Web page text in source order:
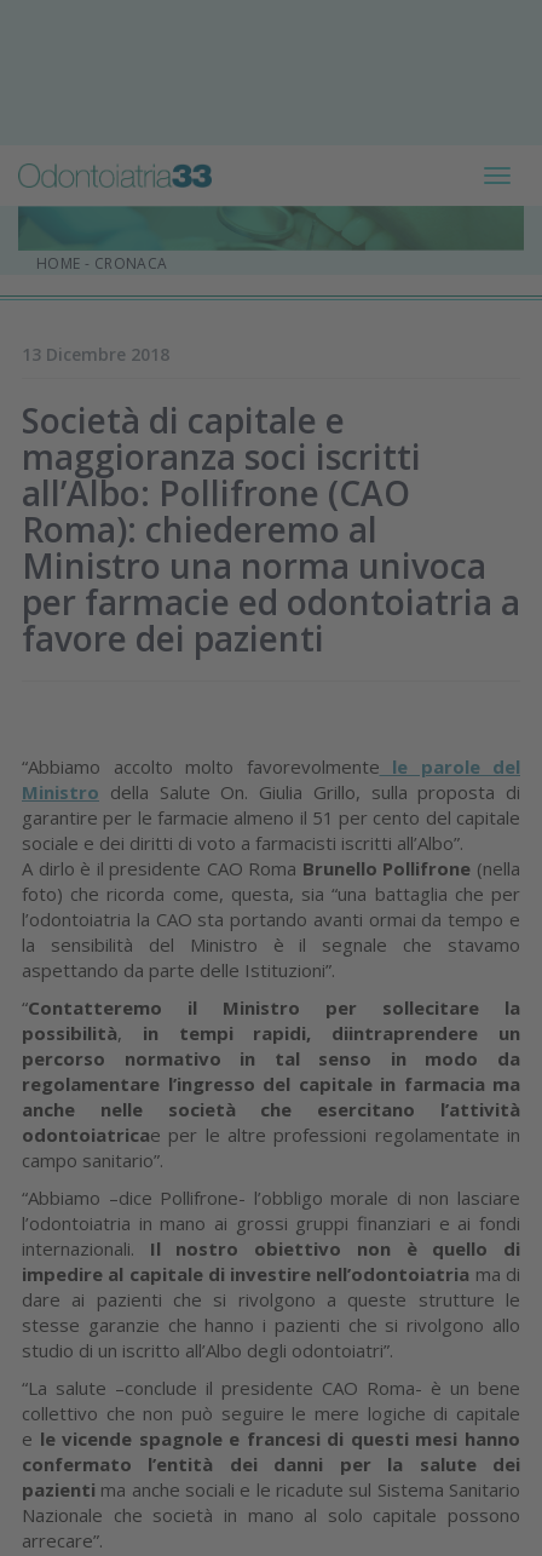
HOME - CRONACA
13 Dicembre 2018
Società di capitale e
maggioranza soci iscritti
all’Albo: Pollifrone (CAO
Roma): chiederemo al
Ministro una norma univoca
per farmacie ed odontoiatria a
favore dei pazienti
“Abbiamo accolto molto favorevolmente le parole del
Ministro della Salute On. Giulia Grillo, sulla proposta di
garantire per le farmacie almeno il 51 per cento del capitale
sociale e dei diritti di voto a farmacisti iscritti all’Albo”.
A dirlo è il presidente CAO Roma Brunello Pollifrone (nella
foto) che ricorda come, questa, sia “una battaglia che per
l’odontoiatria la CAO sta portando avanti ormai da tempo e
la sensibilità del Ministro è il segnale che stavamo
aspettando da parte delle Istituzioni”.
“Contatteremo il Ministro per sollecitare la
possibilità, in tempi rapidi, diintraprendere un
percorso normativo in tal senso in modo da
regolamentare l’ingresso del capitale in farmacia ma
anche nelle società che esercitano l’attività
odontoiatricae per le altre professioni regolamentate in
campo sanitario”.
“Abbiamo –dice Pollifrone- l’obbligo morale di non lasciare
l’odontoiatria in mano ai grossi gruppi finanziari e ai fondi
internazionali. Il nostro obiettivo non è quello di
impedire al capitale di investire nell’odontoiatria ma di
dare ai pazienti che si rivolgono a queste strutture le
stesse garanzie che hanno i pazienti che si rivolgono allo
studio di un iscritto all’Albo degli odontoiatri”.
“La salute –conclude il presidente CAO Roma- è un bene
collettivo che non può seguire le mere logiche di capitale
e le vicende spagnole e francesi di questi mesi hanno
confermato l’entità dei danni per la salute dei
pazienti ma anche sociali e le ricadute sul Sistema Sanitario
Nazionale che società in mano al solo capitale possono
arrecare”.